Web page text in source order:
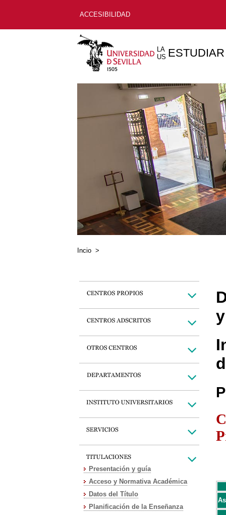
ACCESIBILIDAD
LA
US ESTUDIAR
Incio >
Presentación y guía
Acceso y Normativa Académica
Datos del Título
Planificación de la Enseñanza